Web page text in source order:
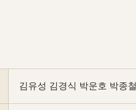
김유성 김경식 박운호 박종철